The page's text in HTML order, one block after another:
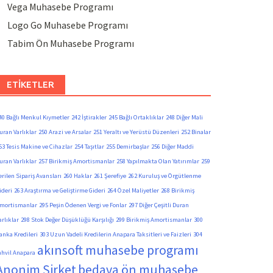
Vega Muhasebe Programı
Logo Go Muhasebe Programı
Tabim Ön Muhasebe Programı
ETIKETLER
Bağlı Menkul Kıymetler 242 İştirakler 245 Bağlı Ortaklıklar 248 Diğer Mali
Varlıklar 250 Arazi ve Arsalar 251 Yeraltı ve Yerüstü Düzenleri 252 Binalar
Tesis Makine ve Cihazlar 254 Taşıtlar 255 Demirbaşlar 256 Diğer Maddi
Varlıklar 257 Birikmiş Amortismanlar 258 Yapılmakta Olan Yatırımlar 259
Sipariş Avansları 260 Haklar 261 Şerefiye 262 Kuruluş ve Örgütlenme
263 Araştırma ve Geliştirme Gideri 264 Özel Maliyetler 268 Birikmiş
295 Peşin Ödenen Vergi ve Fonlar 297 Diğer Çeşitli Duran
298 Stok Değer Düşüklüğü Karşılığı 299 Birikmiş Amortismanlar 300
Kredileri 303 Uzun Vadeli Kredilerin Anapara Taksitleri ve Faizleri 304
Anapara akınsoft muhasebe programı